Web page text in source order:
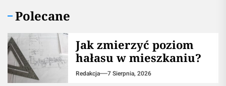
Polecane
Jak zmierzyć poziom
hałasu w mieszkaniu?
Redakcja 7 Sierpnia, 2026